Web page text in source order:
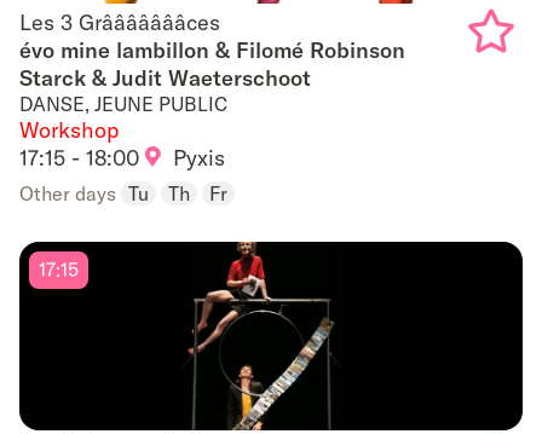
Les 3 Grâââââââces
Les 3 Grâââââââces
évo mine lambillon & Filomé Robinson
Starck & Judit Waeterschoot
DANSE, JEUNE PUBLIC
Workshop
17:15 - 18:00
Pyxis
Other days Tu Th Fr
17:15